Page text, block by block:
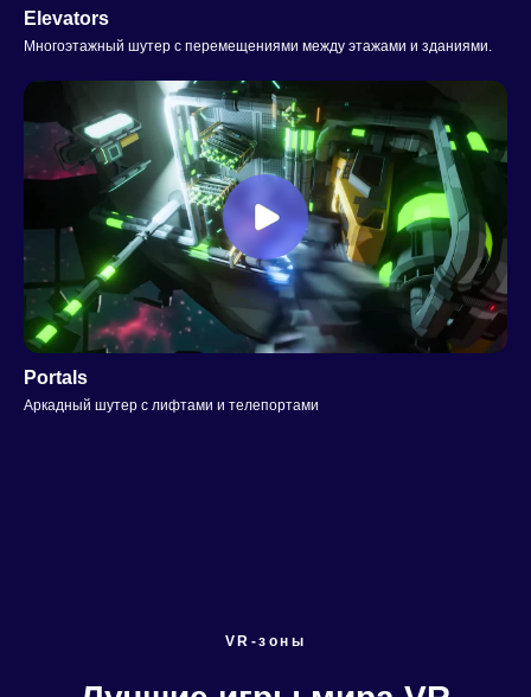
Elevators
Многоэтажный шутер с перемещениями между этажами и зданиями.
Portals
Аркадный шутер с лифтами и телепортами
VR-зоны